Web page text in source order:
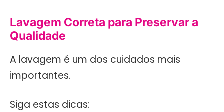
Lavagem Correta para Preservar a
Qualidade
A lavagem é um dos cuidados mais
importantes.
Siga estas dicas: